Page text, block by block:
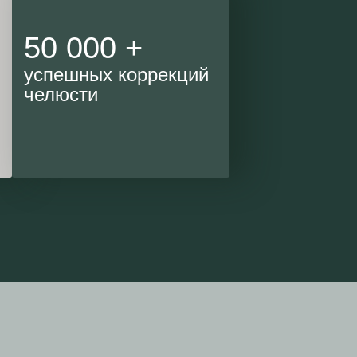
50 000 +
успешных коррекций
челюсти